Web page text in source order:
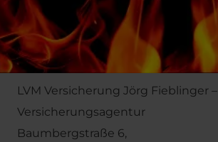
Umsatzsteuer-ID: 312 5010 1395
Berufshaftpflicht
LVM Versicherung Jörg Fieblinger –
Versicherungsagentur
Baumbergstraße 6,